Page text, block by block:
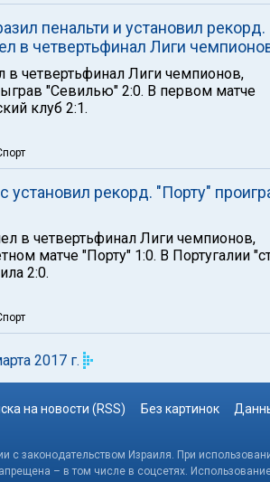
пенальти и установил рекорд.
в четвертьфинал Лиги
четвертьфинал Лиги чемпионов,
"Севилью" 2:0. В первом матче
клуб 2:1.
установил рекорд. "Порту"
в четвертьфинал Лиги чемпионов,
матче "Порту" 1:0. В Португалии
2:0.
2017 г.
на новости (RSS) Без картинок
законодательством Израиля. При
– в том числе в соцсетях.